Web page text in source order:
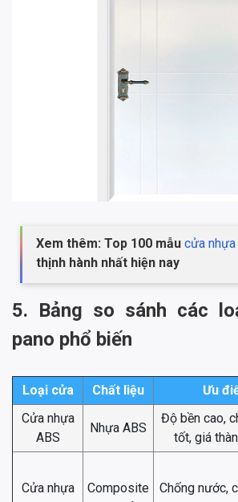
Xem thêm: Top 100 mẫu cửa
thịnh hành nhất hiện nay
5. Bảng so sánh các
pano phổ biến
Loại cửa Chất liệu Ưu
Cửa nhựa
ABS
Nhựa ABS
Độ bền cao,
tốt, giá
Cửa nhựa
Composite
Chống nước,